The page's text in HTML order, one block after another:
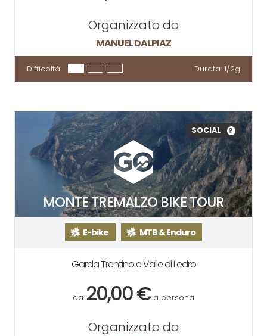
Organizzato da
MANUEL DALPIAZ
Difficoltà Durata: 1/2g
MONTE TREMALZO BIKE TOUR
SOCIAL ?
E-bike MTB & Enduro
Garda Trentino e Valle di Ledro
da 20,00 € a persona
Organizzato da